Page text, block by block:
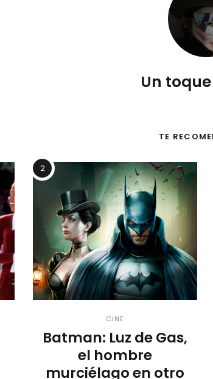
Un
TE
2
CINE
Batman: Luz de Gas,
el hombre
murciélago en otro